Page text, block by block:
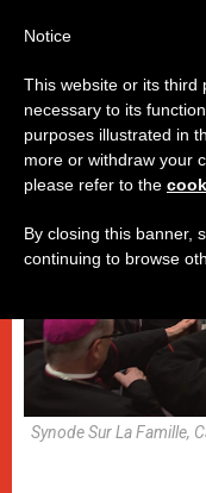
باباوات ,سينودس
Synode Sur La Famille,
Notice
This website or its third
necessary to its
purposes illustrated in
more or withdraw your
please refer to the
By closing this banner,
continuing to browse